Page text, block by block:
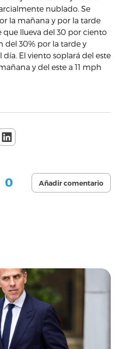
nublado. Se
la mañana y por la tarde
llueva del 30 por ciento
del 30% por la tarde y
El viento soplará del este
y del este a 11 mph
0 Añadir comentario